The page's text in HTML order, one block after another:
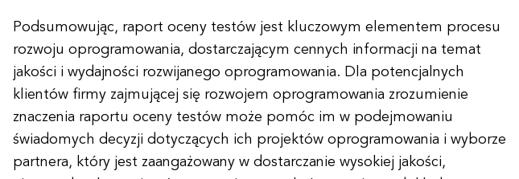
Podsumowując, raport oceny testów jest kluczowym elementem procesu
rozwoju oprogramowania, dostarczającym cennych informacji na temat
jakości i wydajności rozwijanego oprogramowania. Dla potencjalnych
klientów firmy zajmującej się rozwojem oprogramowania zrozumienie
znaczenia raportu oceny testów może pomóc im w podejmowaniu
świadomych decyzji dotyczących ich projektów oprogramowania i wyborze
partnera, który jest zaangażowany w dostarczanie wysokiej jakości,